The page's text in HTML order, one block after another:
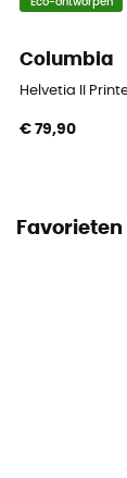
Eco-ontworpen
Columbia
Helvetia II
€ 79,90
Favorieten